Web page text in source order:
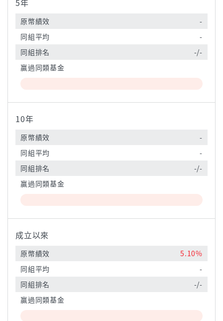
5年
原幣績效
-
同組平均
-
同組排名
-/-
贏過同類基金
10年
原幣績效
-
同組平均
-
同組排名
-/-
贏過同類基金
成立以來
原幣績效
5.10%
同組平均
-
同組排名
-/-
贏過同類基金